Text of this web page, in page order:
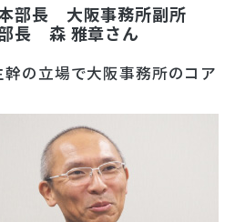
部長 大阪事務所副所
長 森 雅章さん
の立場で大阪事務所のコア